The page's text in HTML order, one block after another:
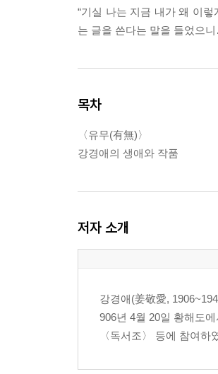
“기실 나는 지금 내가 왜 이
는 글을 쓴다는 말을 들었으
목차
〈유무(有無)〉
강경애의 생애와 작품
저자 소개
강경애(姜敬愛,
906년 4월 20일 황해도
〈독서조〉 등에 참여